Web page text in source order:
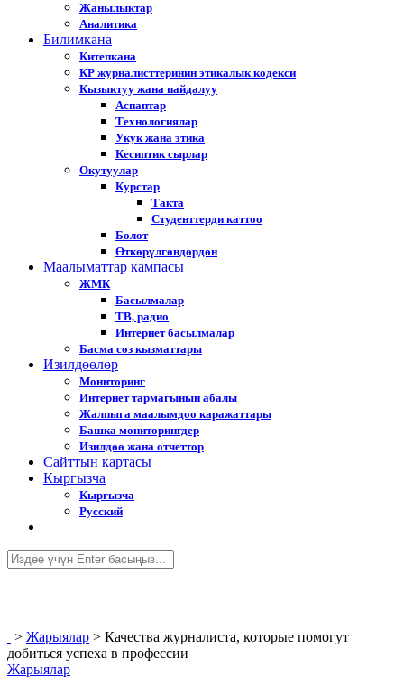
Жанылыктар
Аналитика
Билимкана
Китепкана
КР журналисттеринин этикалык кодекси
Кызыктуу жана пайдалуу
Аспаптар
Технологиялар
Укук жана этика
Кесиптик сырлар
Окутуулар
Курстар
Такта
Студенттерди каттоо
Болот
Өткөрүлгөндөрдөн
Маалыматтар кампасы
ЖМК
Басылмалар
ТВ, радио
Интернет басылмалар
Басма сөз кызматтары
Изилдөөлөр
Мониторинг
Интернет тармагынын абалы
Жалпыга маалымдоо каражаттары
Башка мониторингдер
Изилдөө жана отчеттор
Cайттын картасы
Кыргызча
Кыргызча
Русский
> Жарыялар > Качества журналиста, которые помогут
добиться успеха в профессии
Жарыялар